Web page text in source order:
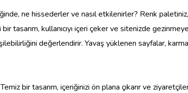
ne hissederler ve nasıl etkilenirler? Renk
tasarım, kullanıcıyı içeri çeker ve sitenizde
değerlendirir. Yavaş yüklenen sayfalar,
bir tasarım, içeriğinizi ön plana çıkarır ve